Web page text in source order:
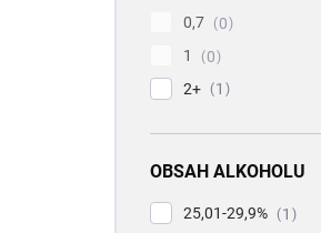
0,7
0
1
0
2+
1
OBSAH ALKOHOLU
25,01-29,9%
1